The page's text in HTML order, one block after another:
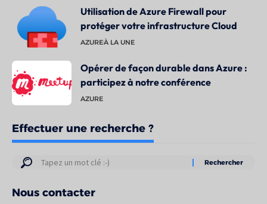
Utilisation de Azure Firewall pour
protéger votre infrastructure Cloud
AZUREÀ LA UNE
Opérer de façon durable dans Azure :
participez à notre conférence
AZURE
Effectuer une recherche ?
Résultats
votre
Nous contacter